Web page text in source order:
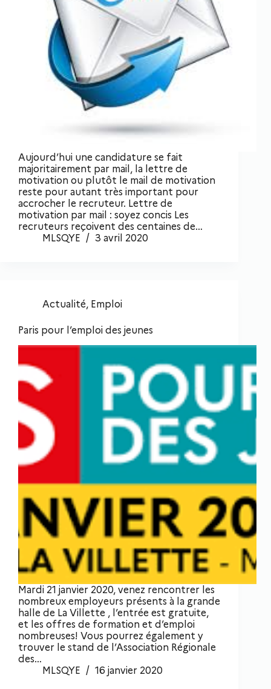
Aujourd’hui une candidature se fait
majoritairement par mail, la lettre de
motivation ou plutôt le mail de motivation
reste pour autant très important pour
accrocher le recruteur. Lettre de
motivation par mail : soyez concis Les
recruteurs reçoivent des centaines de…
MLSQYE
3 avril 2020
Actualité, Emploi
Paris pour l’emploi des jeunes
Mardi 21 janvier 2020, venez rencontrer les
nombreux employeurs présents à la grande
halle de La Villette , l’entrée est gratuite,
et les offres de formation et d’emploi
nombreuses! Vous pourrez également y
trouver le stand de l’Association Régionale
des…
MLSQYE
16 janvier 2020